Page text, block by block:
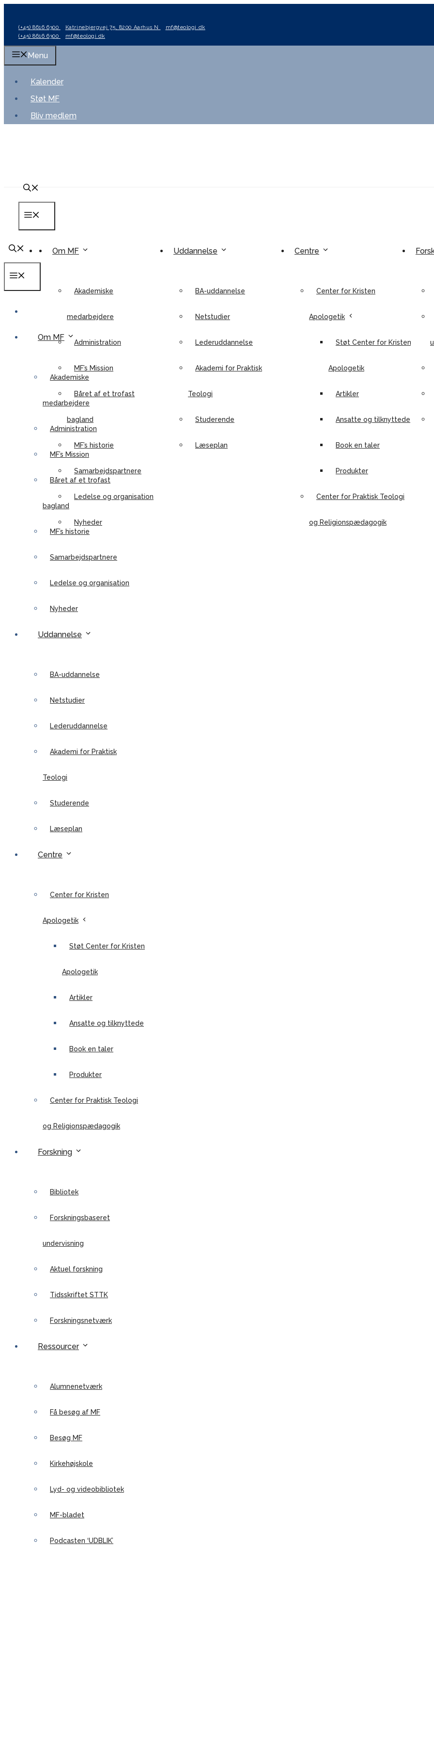
indhold
(+45) 8616 6300 Katrinebjergvej 75, 8200 Aarhus N
mf@teologi.dk
(+45) 8616 6300
mf@teologi.dk
Menu
Kalender
Støt MF
Bliv medlem
Om MF
Akademiske
medarbejdere
Administration
MF’s Mission
Båret af et trofast
bagland
MF’s historie
Samarbejdspartnere
Ledelse og organisation
Nyheder
Uddannelse
BA-uddannelse
Netstudier
Lederuddannelse
Akademi for Praktisk
Teologi
Studerende
Læseplan
Centre
Center for Kristen
Apologetik
Støt Center for Kristen
Apologetik
Artikler
Ansatte og tilknyttede
Book en taler
Produkter
Center for Praktisk Teologi
og Religionspædagogik
Om MF
Akademiske
medarbejdere
Administration
MF’s Mission
Båret af et trofast
bagland
MF’s historie
Samarbejdspartnere
Ledelse og organisation
Nyheder
Uddannelse
BA-uddannelse
Netstudier
Lederuddannelse
Akademi for Praktisk
Teologi
Studerende
Læseplan
Centre
Center for Kristen
Apologetik
Støt Center for Kristen
Apologetik
Artikler
Ansatte og tilknyttede
Book en taler
Produkter
Center for Praktisk Teologi
og Religionspædagogik
Forskning
Bibliotek
Forskningsbaseret
undervisning
Aktuel forskning
Tidsskriftet STTK
Forskningsnetværk
Ressourcer
Alumnenetværk
Få besøg af MF
Besøg MF
Kirkehøjskole
Lyd- og videobibliotek
MF-bladet
Podcasten ‘UDBLIK’